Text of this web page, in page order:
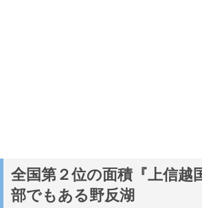
全国第２位の面積『上信越
部でもある野反湖